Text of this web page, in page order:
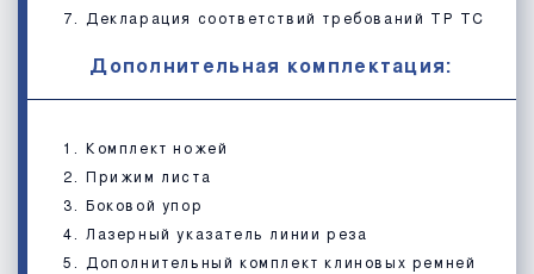
Декларация соответствий требований ТР ТС
Дополнительная комплектация:
Комплект ножей
Прижим листа
Боковой упор
Лазерный указатель линии реза
Дополнительный комплект клиновых ремней